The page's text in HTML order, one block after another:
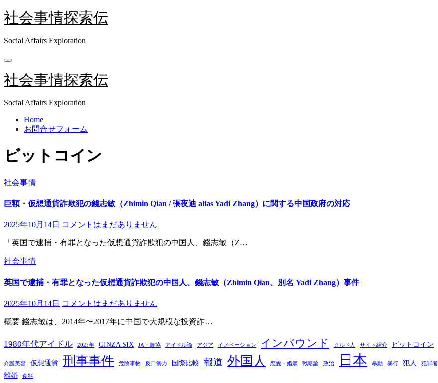
内
容
ス
ッ
プ
社会事情探索伝
Social Affairs Exploration
社会事情探索伝
Social Affairs Exploration
Home
お問合せフォーム
ビットコイン
社会事情
巨額・仮想通貨詐欺犯の錢志敏（Zhimin Qian / 張夜迪 alias Yadi Zhang）に関する中国政府の対応
2025年10月14日 コメントはまだありません
「英国で逮捕・有罪となった仮想通貨詐欺犯の中国人、錢志敏（Z…
社会事情
英国で逮捕・有罪となった仮想通貨詐欺犯の中国人、錢志敏（Zhimin Qian、別名 Yadi Zhang）事件
2025年10月14日 コメントはまだありません
概要 錢志敏は、2014年〜2017年に中国で大規模な投資詐…
1980年代アイドル 2025年 GINZA SIX JA・農協 アイドル論 アジア イノベーション インバウンド クルド人 サイト紹介 ビットコイン
介護美容 仮想通貨 刑事事件 危険事物 反日勢力 国際比較 報道 外国人 恋愛・婚姻 戦略論 政治 日本 暴動 暴行 犯人 犯罪者
離婚
食料